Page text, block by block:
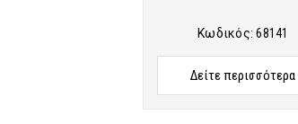
Κωδικός:68141
Δείτε περισσότερα